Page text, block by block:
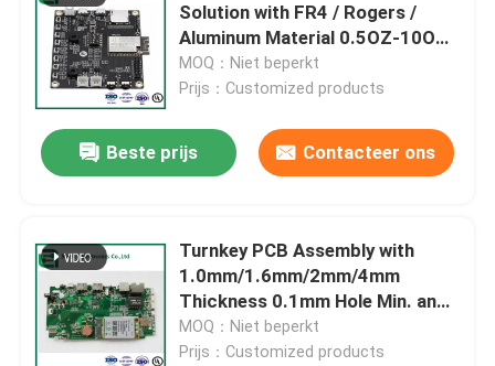
Solution with FR4 / Rogers /
Aluminum Material 0.5OZ-10OZ
Copper
MOQ：Niet beperkt
Prijs：Customized products
Beste prijs Contacteer ons
Turnkey PCB Assembly with
1.0mm/1.6mm/2mm/4mm
Thickness 0.1mm Hole Min. and
1-Year Warranty
MOQ：Niet beperkt
Prijs：Customized products